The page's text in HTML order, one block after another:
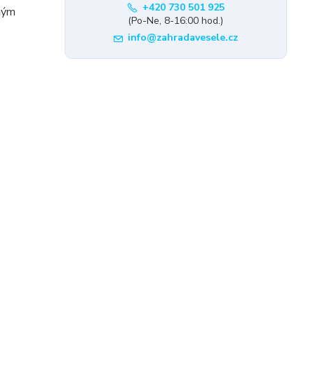
+420 730 501 925
(Po-Ne, 8-16:00 hod.)
info@zahradavesele.cz